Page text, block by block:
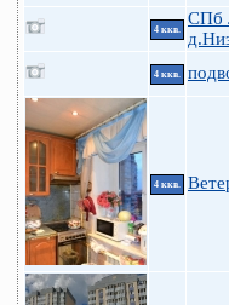
4 ккв.
СПб
4 ккв.
4 ккв.